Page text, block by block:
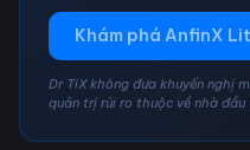
Khám phá AnfinX
Dr TiX không đưa khuyến nghị
quản trị rủi ro thuộc về nhà đầu